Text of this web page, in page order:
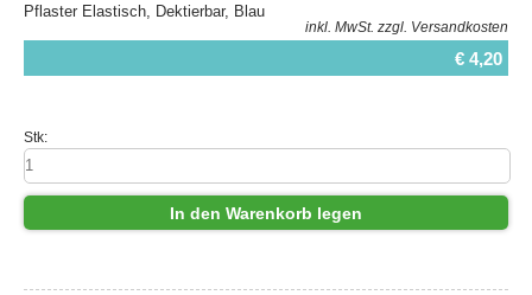
Pflaster Elastisch, Dektierbar, Blau
inkl. MwSt. zzgl. Versandkosten
€ 4,20
Stk:
In den Warenkorb legen